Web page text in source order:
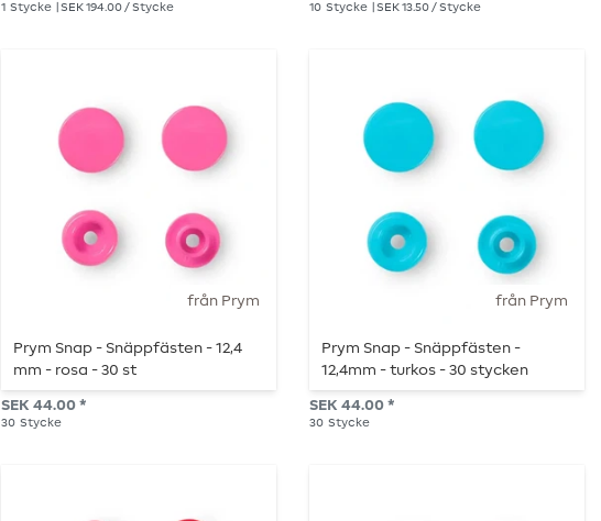
1 Stycke | SEK 194.00 / Stycke 10 Stycke | SEK 13.50 / Stycke
från Prym
Prym Snap - Snäppfästen - 12,4
mm - rosa - 30 st
SEK 44.00 *
30 Stycke
från Prym
Prym Snap - Snäppfästen -
12,4mm - turkos - 30 stycken
SEK 44.00 *
30 Stycke